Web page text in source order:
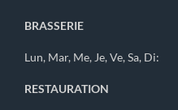
BRASSERIE
Lun, Mar, Me, Je, Ve, Sa,
RESTAURATION